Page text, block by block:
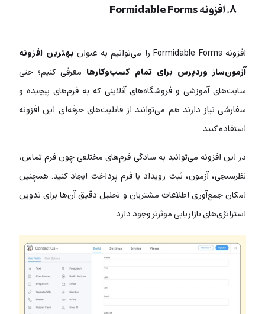
۸. افزونه Formidable Forms
افزونه Formidable Forms را می‌توانیم به عنوان بهترین افزونه
آزمون‌ساز وردپرس برای تمام کسب‌وکارهامعرفی کنیم؛ حتی
سایت‌های آموزشی و فروشگاه‌های آنلاینی که به فرم‌های پیچیده و
سفارشی نیاز دارند هم می‌توانند از قابلیت‌های حرفه‌ای این افزونه
استفاده کنند.
در این افزونه می‌توانید به سادگی فرم‌های مختلفی چونفرم تماس،
نظرسنجی، آزمون، ثبت رویداد یا فرم پرداخت ایجاد کنید. همچنین
امکان جمع‌آوری اطلاعات مشتریان وتحلیل دقیق آن‌ها برای تدوین
استراتژی‌های بازاریابی موثرتر وجود دارد.